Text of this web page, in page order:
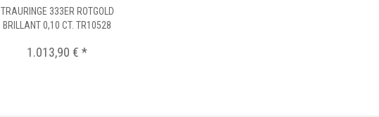
TRAURINGE 333ER ROTGOLD
BRILLANT 0,10 CT. TR10528
1.013,90 € *